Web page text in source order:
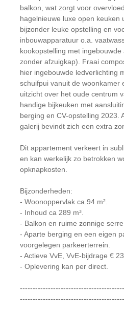
balkon, wat zorgt voor
hagelnieuwe luxe open keuken
bijzonder leuke opstelling en
inbouwapparatuur o.a.
kookopstelling met
zonder afzuigkap). Fraai
hier ingebouwde ledverlichting
schuifpui vanuit de woonkamer
uitzicht over het oude centrum
handige bijkeuken met
berging en CV-opstelling 2023.
galerij bevindt zich een extra
Dit appartement verkeert in
en kan werkelijk zo betrokken
opknapkosten.
Bijzonderheden:
- Woonoppervlak ca.94 m².
- Inhoud ca 289 m³.
- Balkon en ruime zonnige serre.
- Aparte berging en een eigen
voorgelegen parkeerterrein.
- Actieve VvE, VvE-bijdrage €
- Oplevering kan per direct.